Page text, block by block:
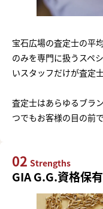
宝石広場の査定士の平
のみを専門に扱うスペ
いスタッフだけが査定
査定士はあらゆるブラ
つでもお客様の目の前
02 Strengths
GIA G.G.資格保